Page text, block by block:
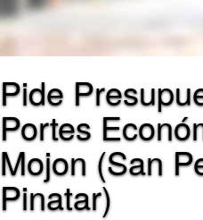
Pide
Portes
Mojon (San
Pinatar)